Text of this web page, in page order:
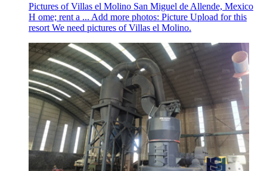
Pictures of Villas el Molino San Miguel de Allende, Mexico
H ome; rent a ... Add more photos: Picture Upload for this
resort We need pictures of Villas el Molino.